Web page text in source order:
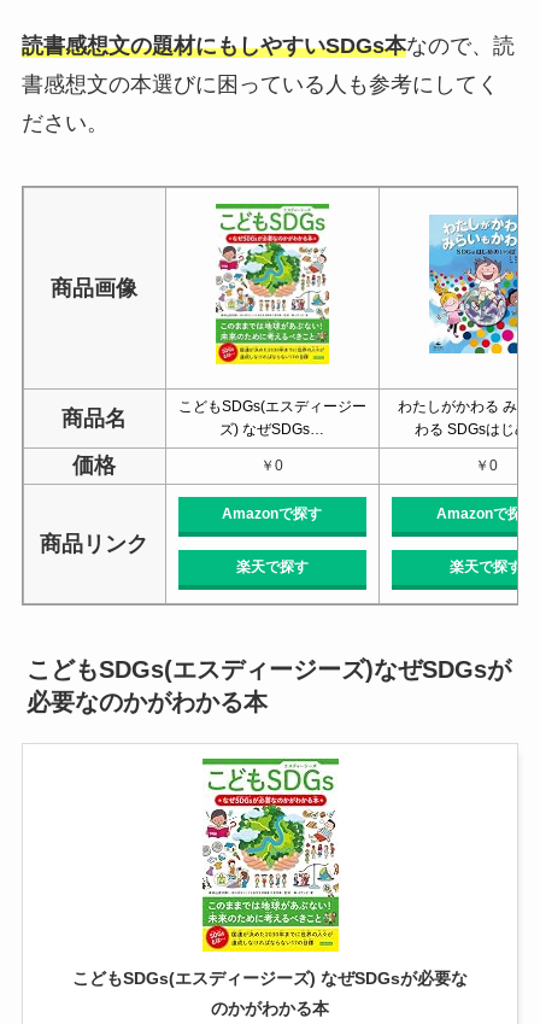
読書感想文の題材にもしやすいSDGs本なので、読
書感想文の本選びに困っている人も参考にしてく
ださい。
商品画像
商品名
こどもSDGs(エスディージー
ズ) なぜSDGs…
わたしがかわる みら
わる SDGsはじめ
価格 ￥0 ￥0
商品リンク
Amazonで探す
楽天で探す
Amazonで探す
楽天で探す
こどもSDGs(エスディージーズ)なぜSDGsが
必要なのかがわかる本
こどもSDGs(エスディージーズ) なぜSDGsが必要な
のかがわかる本